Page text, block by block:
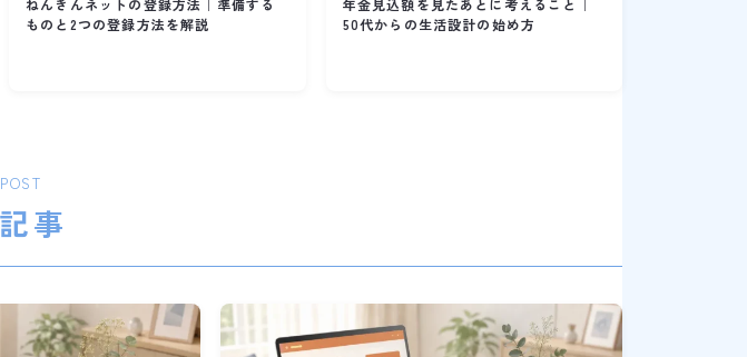
ねんきんネットの登録方法｜準備する
ものと2つの登録方法を解説
年金見込額を見たあとに考えること｜
50代からの生活設計の始め方
事